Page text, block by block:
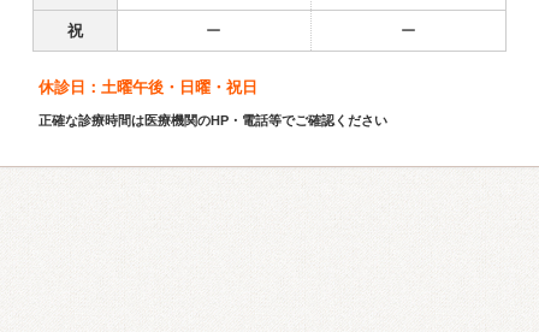
祝 ー ー
休診日：土曜午後・日曜・祝日
正確な診療時間は医療機関のHP・電話等でご確認ください